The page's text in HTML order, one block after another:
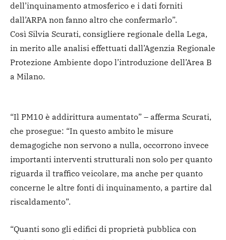
dell’inquinamento atmosferico e i dati forniti
dall’ARPA non fanno altro che confermarlo”.
Così Silvia Scurati, consigliere regionale della Lega,
in merito alle analisi effettuati dall’Agenzia Regionale
Protezione Ambiente dopo l’introduzione dell’Area B
a Milano.
“Il PM10 è addirittura aumentato” – afferma Scurati,
che prosegue: “In questo ambito le misure
demagogiche non servono a nulla, occorrono invece
importanti interventi strutturali non solo per quanto
riguarda il traffico veicolare, ma anche per quanto
concerne le altre fonti di inquinamento, a partire dal
riscaldamento”.
“Quanti sono gli edifici di proprietà pubblica con